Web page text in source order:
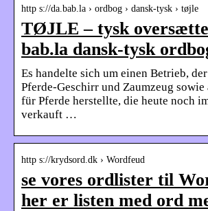
http s://da.bab.la › ordbog › dansk-tysk › tøjle
TØJLE – tysk
bab.la dansk-tysk
Es handelte sich um einen Betrieb,
Pferde-Geschirr und Zaumzeug sowie
für Pferde herstellte, die heute noch
verkauft …
http s://krydsord.dk › Wordfeud
se vores ordlister til
her er listen med ord